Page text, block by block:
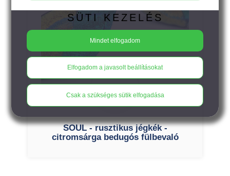
13.500Ft
SOUL - rusztikus jégkék -
citromsárga bedugós fülbevaló
SÜTI KEZELÉS
Mindet elfogadom
Elfogadom a javasolt beállításokat
Csak a szükséges sütik elfogadása